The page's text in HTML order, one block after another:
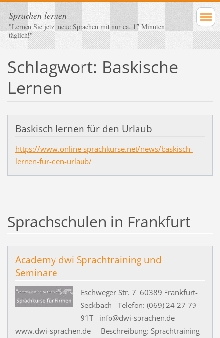
Sprachen lernen
"Lernen Sie jetzt neue Sprachen mit nur ca. 17 Minuten
täglich!"
Schlagwort: Baskische
Lernen
Baskisch lernen für den Urlaub
https://www.online-sprachkurse.net/news/baskisch-
lernen-fur-den-urlaub/
Sprachschulen in Frankfurt
Academy dwi Sprachtraining und
Seminare
Eschweger Str. 7 60389 Frankfurt-
Seckbach Telefon: (069) 24 27 79
91T info@dwi-sprachen.de
www.dwi-sprachen.de Beschreibung: Sprachtraining